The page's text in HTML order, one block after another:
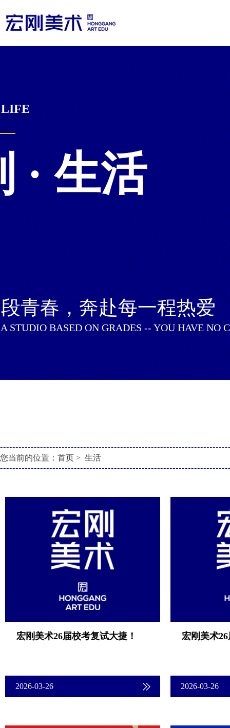
· 生活
青春，奔赴每一程热爱
STUDIO BASED ON GRADES -- YOU HAVE NO
您当前的位置： 首页 > 生活
宏刚美术26届校考复试大捷！
2026-03-26
宏刚美术
2026-03-26